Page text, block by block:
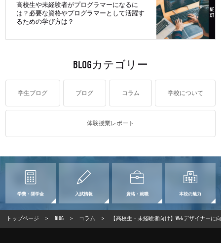
高校生や未経験者がプログラマーになるに
は？必要な資格やプログラマーとして活躍す
るための学び方は？
BLOGカテゴリー
学生ブログ ブログ コラム 学校について
体験授業レポート
学費・奨学金 入試情報 資格・就職 本校の魅力
トップページ > BLOG > コラム > 【高校生・未経験者向け】Webデザイナー